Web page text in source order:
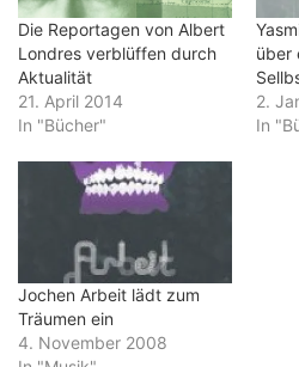
Die Reportagen von Albert
Londres verblüffen durch
Aktualität
21. April 2014
In "Bücher"
über
2.
In
Jochen Arbeit lädt zum
Träumen ein
4. November 2008